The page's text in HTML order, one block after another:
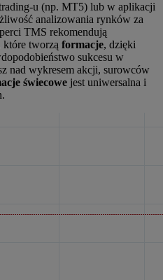
u (np. MT5) lub w aplikacji
analizowania rynków za
TMS rekomendują
tworzą formacje, dzięki
sukcesu w
nad wykresem akcji, surowców
świecowe jest uniwersalna i